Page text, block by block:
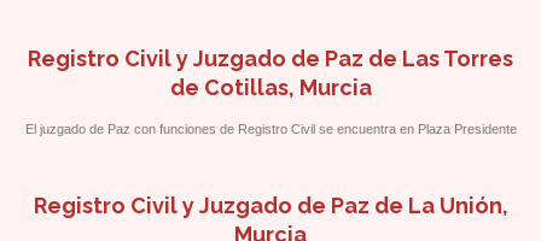
Registro Civil y Juzgado de Paz de Las Torres
de Cotillas, Murcia
El juzgado de Paz con funciones de Registro Civil se encuentra en Plaza Presidente
Registro Civil y Juzgado de Paz de La Unión,
Murcia